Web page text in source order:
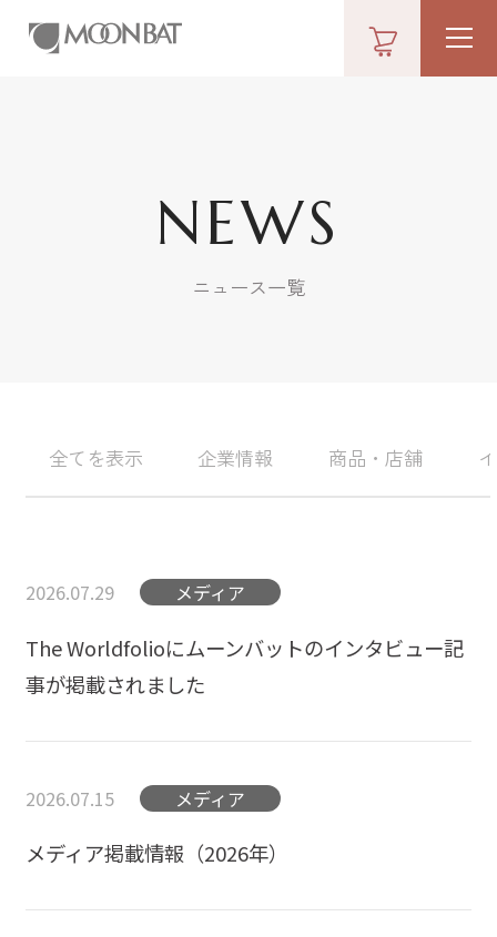
NEWS
ニュース一覧
全てを表示 企業情報 商品・店舗
2026.07.29 メディア
The Worldfolioにムーンバットのインタビュー記
事が掲載されました
2026.07.15 メディア
メディア掲載情報（2026年）